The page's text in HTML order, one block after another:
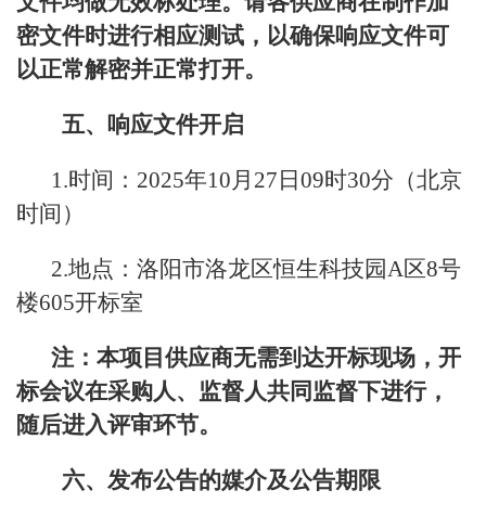
密文件时进行相应测试，以确保响应文件可
以正常解密并正常打开。
五、响应文件开启
1.时间：2025年10月27日09时30分（北京
时间）
2.地点：洛阳市洛龙区恒生科技园A区8号
楼605开标室
注：本项目供应商无需到达开标现场，开
标会议在采购人、监督人共同监督下进行，
随后进入评审环节。
六、发布公告的媒介及公告期限